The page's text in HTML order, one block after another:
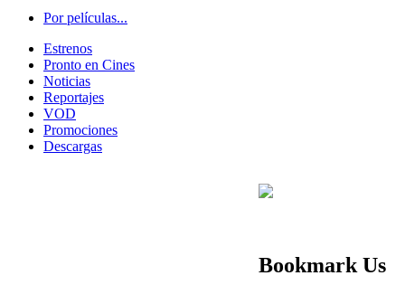
Por películas...
Estrenos
Pronto en Cines
Noticias
Reportajes
VOD
Promociones
Descargas
Bookmark Us